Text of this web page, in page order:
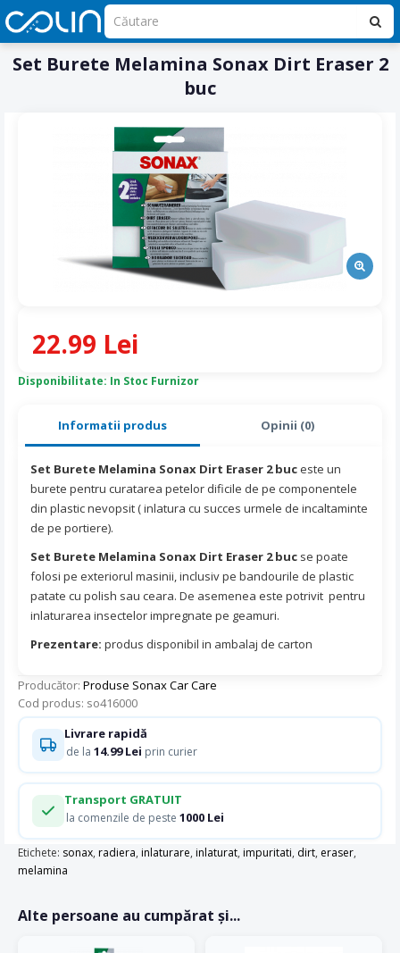
Set Burete Melamina Sonax Dirt Eraser 2
buc
Informatii produs Opinii (0)
Set Burete Melamina Sonax Dirt Eraser 2 buc este un
burete pentru curatarea petelor dificile de pe componentele
din plastic nevopsit ( inlatura cu succes urmele de incaltaminte
de pe portiere).
Set Burete Melamina Sonax Dirt Eraser 2 buc se poate
folosi pe exteriorul masinii, inclusiv pe bandourile de plastic
patate cu polish sau ceara. De asemenea este potrivit pentru
inlaturarea insectelor impregnate pe geamuri.
Prezentare: produs disponibil in ambalaj de carton
Producător: Produse Sonax Car Care
Cod produs: so416000
Disponibilitate: In Stoc Furnizor
22.99 Lei
Livrare rapidă
de la 14.99 Lei prin curier
Transport GRATUIT
la comenzile de peste 1000 Lei
Etichete: sonax, radiera, inlaturare, inlaturat, impuritati, dirt, eraser,
melamina
Alte persoane au cumpărat și...